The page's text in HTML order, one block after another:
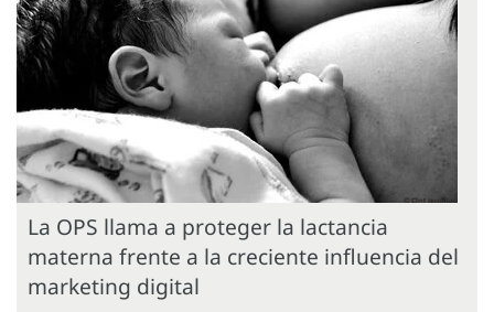
La OPS llama a proteger la lactancia
materna frente a la creciente influencia del
marketing digital